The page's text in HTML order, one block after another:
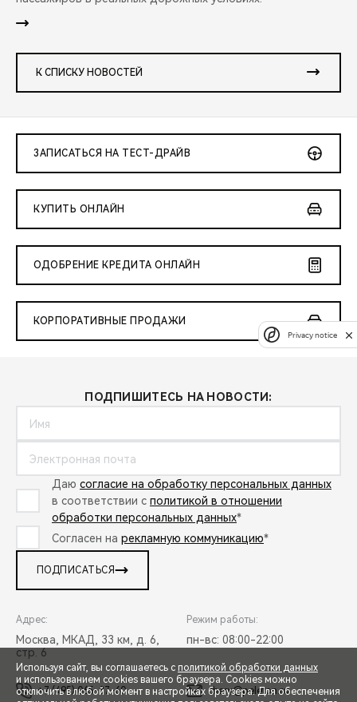
К СПИСКУ НОВОСТЕЙ
ЗАПИСАТЬСЯ НА ТЕСТ-ДРАЙВ
КУПИТЬ ОНЛАЙН
ОДОБРЕНИЕ КРЕДИТА ОНЛАЙН
КОРПОРАТИВНЫЕ ПРОДАЖИ
ПОДПИШИТЕСЬ НА НОВОСТИ:
Даю согласие на обработку персональных данных
в соответствии с политикой в отношении
обработки персональных данных*
Согласен на рекламную коммуникацию*
ПОДПИСАТЬСЯ
Адрес:
Москва, МКАД, 33 км, д. 6,
стр. 6
Режим работы:
пн-вс: 08:00-22:00
+7 (495) 065-37-60 chery@peleton.ru
Используя сайт, вы соглашаетесь с политикой обработки данных
и использованием cookies вашего браузера. Cookies можно
отключить в любой момент в настройках браузера. Для обеспечения
Privacy notice